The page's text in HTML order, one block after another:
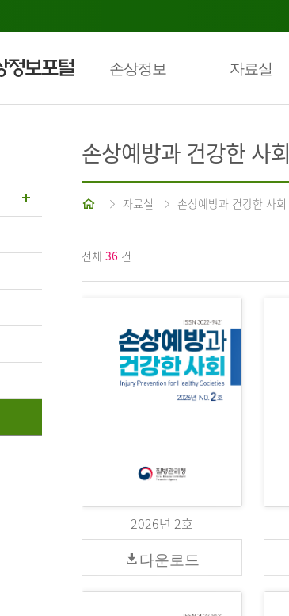
손상정보 자료실
손상예방과 건강한 사회
홈 자료실 손상예방과 건강한 사회
전체 36 건
2026년 2호
다운로드